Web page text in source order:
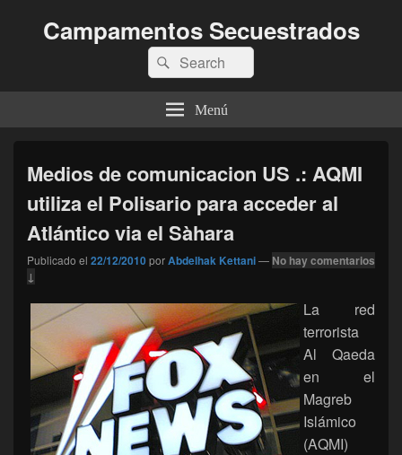
Campamentos Secuestrados
Buscar
por:
Buscar
Menú
Medios de comunicacion US .: AQMI
utiliza el Polisario para acceder al
Atlántico via el Sàhara
Publicado el 22/12/2010porAbdelhak Kettani— No hay comentarios
↓
La red
terrorista
Al Qaeda
en el
Magreb
Islámico
(AQMI)